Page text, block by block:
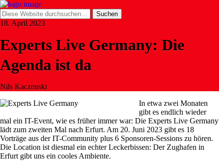
18. April 2023
Experts Live Germany: Die
Agenda ist da
Nils Kaczenski
In etwa zwei Monaten
gibt es endlich wieder
mal ein IT-Event, wie es früher immer war: Die Experts Live Germany
lädt zum zweiten Mal nach Erfurt. Am 20. Juni 2023 gibt es 18
Vorträge aus der IT-Community plus 6 Sponsoren-Sessions zu hören.
Die Location ist diesmal ein echter Leckerbissen: Der Zughafen in
Erfurt gibt uns ein cooles Ambiente.